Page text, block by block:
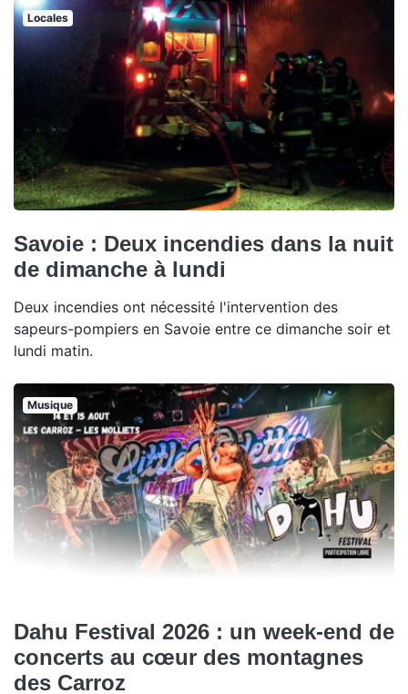
Locales
Savoie : Deux incendies dans la nuit
de dimanche à lundi
Deux incendies ont nécessité l'intervention des
sapeurs-pompiers en Savoie entre ce dimanche soir et
lundi matin.
Musique
Dahu Festival 2026 : un week-end de
concerts au cœur des montagnes
des Carroz